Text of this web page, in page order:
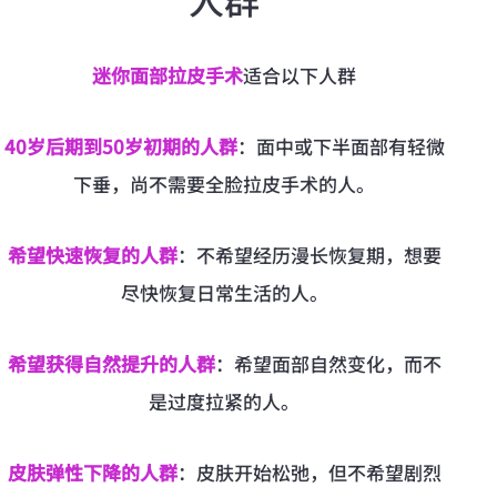
迷你面部拉皮手术适合以下人群
40岁后期到50岁初期的人群：面中或下半面部有轻微
下垂，尚不需要全脸拉皮手术的人。
希望快速恢复的人群：不希望经历漫长恢复期，想要
尽快恢复日常生活的人。
希望获得自然提升的人群：希望面部自然变化，而不
是过度拉紧的人。
皮肤弹性下降的人群：皮肤开始松弛，但不希望剧烈